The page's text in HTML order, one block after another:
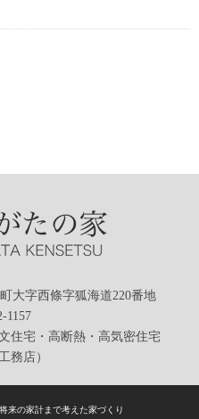
大字西條字狐海道220番地
1157
住宅・高断熱・高気密住宅
務店）
将来の家計まで考えた家づくり